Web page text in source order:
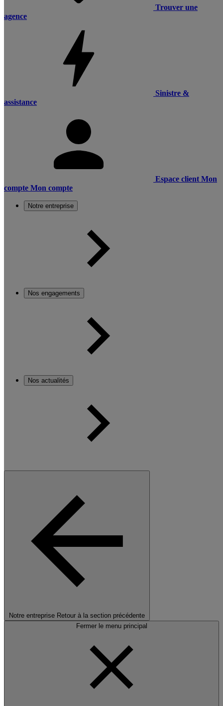
Trouver une
agence
Sinistre &
assistance
Espace client Mon
compte Mon compte
Notre entreprise
Nos engagements
Nos actualités
Notre entreprise Retour à la section précédente
Fermer le menu principal